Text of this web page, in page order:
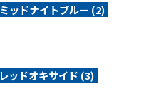
ミッドナイトブルー (2)
レッドオキサイド (3)